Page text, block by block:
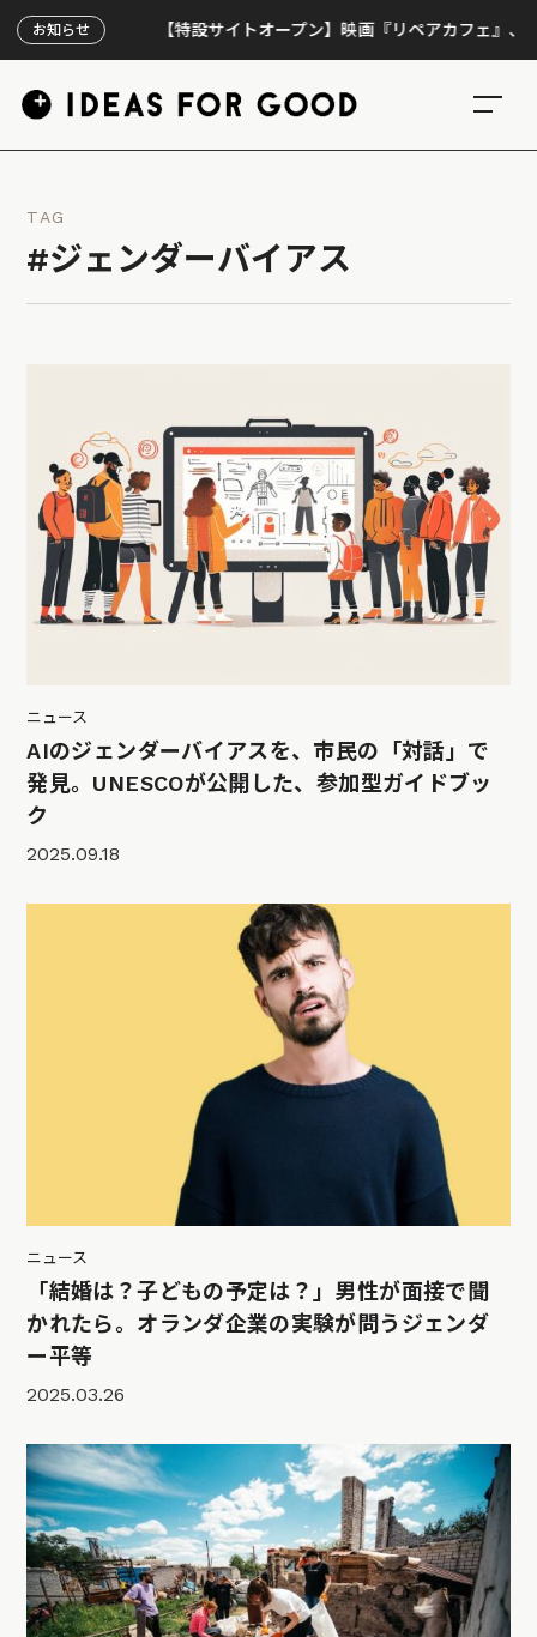
お知らせ【特設サイトオープン】映画『リペアカフェ』、上映300
TAG
#ジェンダーバイアス
ニュース
AIのジェンダーバイアスを、市民の「対話」で
発見。UNESCOが公開した、参加型ガイドブッ
ク
2025.09.18
ニュース
「結婚は？子どもの予定は？」男性が面接で聞
かれたら。オランダ企業の実験が問うジェンダ
ー平等
2025.03.26